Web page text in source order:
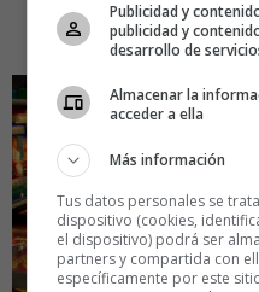
Publicidad y
publicidad y
desarrollo de
Almacenar la
acceder a ella
Más información
Tus datos personales se
dispositivo (cookies,
el dispositivo) podrá ser
partners y compartida con
específicamente por este